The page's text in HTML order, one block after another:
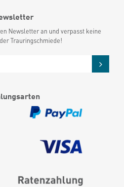
Newsletter an und verpasst keine
Trauringschmiede!